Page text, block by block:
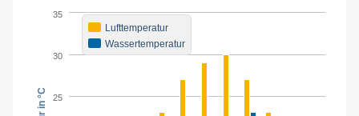
Lufttemperatur
Wassertemperatur
25
30
35